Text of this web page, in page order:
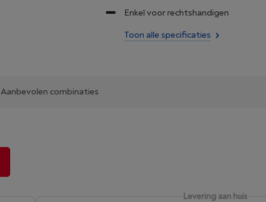
Enkel voor rechtshandigen
Toon alle specificaties
Aanbevolen combinaties
Levering aan huis